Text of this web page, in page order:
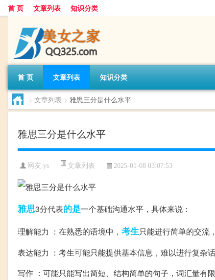
首 页 文章列表 知识分类
首 页 文章列表 知识分类
> 文章列表 > 雅思三分是什么水平
雅思三分是什么水平
网友:ys 文章列表 2025-01-08 03:07:53
雅思3分代表的是一个基础沟通水平，具体来说：
理解能力 ：在熟悉的语境中， 考生只能进行简单的交流
表达能力 ：考生可能只能提供基本信息，难以进行复杂
写作 ：可能只能写出简短、结构简单的句子，词汇量有限